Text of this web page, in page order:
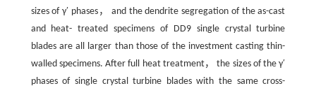
sizes of γ′ phases， and the dendrite segregation of the as-cast
and heat- treated specimens of DD9 single crystal turbine
blades are all larger than those of the investment casting thin-
walled specimens. After full heat treatment， the sizes of the γ′
phases of single crystal turbine blades with the same cross-